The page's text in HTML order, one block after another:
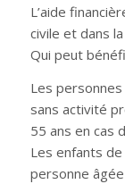
L’aide
civile et dans
Qui peut
Les
sans activité
55 ans en cas
Les enfants
personne